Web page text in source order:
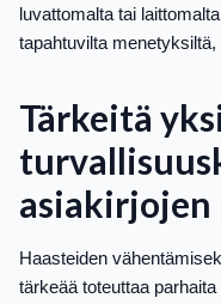
luvattomalta tai
tapahtuvilta menetyksiltä,
Tärkeitä
asiakirjojen
Haasteiden
tärkeää toteuttaa